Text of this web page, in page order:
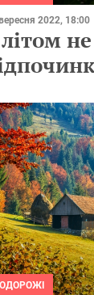
2022, 18:00